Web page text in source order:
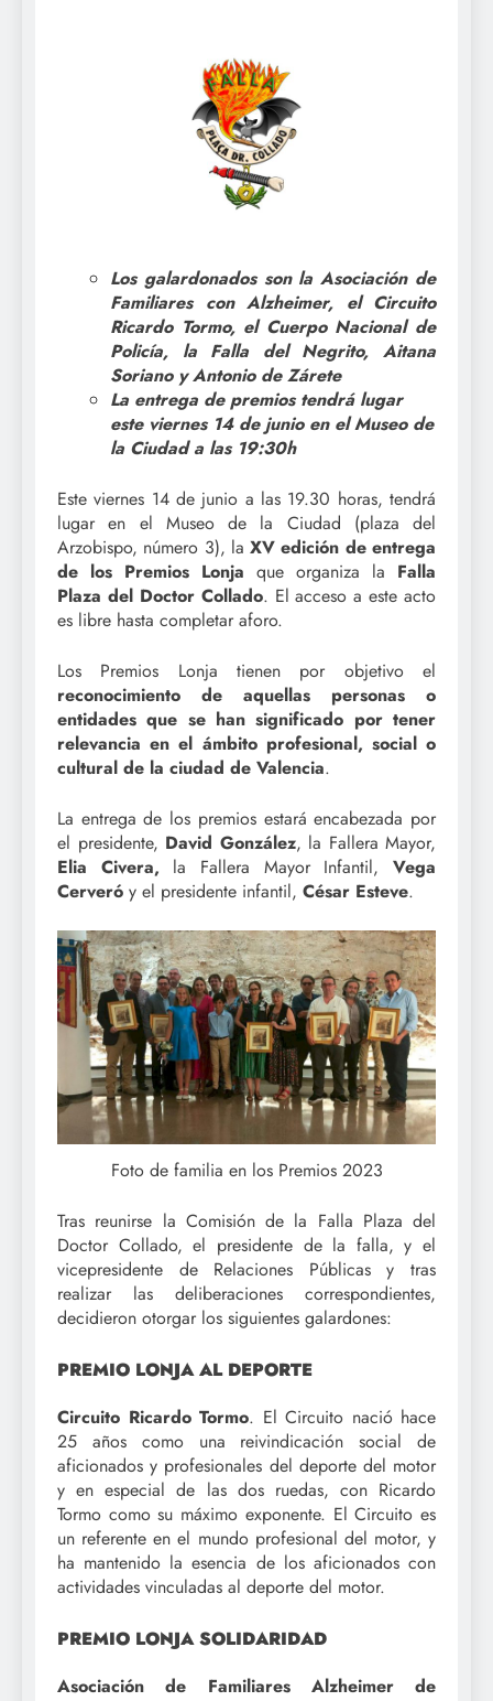
Los galardonados son la Asociación de
Familiares con Alzheimer, el Circuito
Ricardo Tormo, el Cuerpo Nacional de
Policía, la Falla del Negrito, Aitana
Soriano y Antonio de Zárete
La entrega de premios tendrá lugar
este viernes 14 de junio en el Museo de
la Ciudad a las 19:30h
Este viernes 14 de junio a las 19.30 horas, tendrá
lugar en el Museo de la Ciudad (plaza del
Arzobispo, número 3), laXV edición de entrega
de los Premios Lonja que organiza la Falla
Plaza del Doctor Collado. El acceso a este acto
es libre hasta completar aforo.
Los Premios Lonja tienen por objetivo el
reconocimiento de aquellas personas o
entidades que se han significado por tener
relevancia en el ámbito profesional, social o
cultural de la ciudad de Valencia.
La entrega de los premios estará encabezada por
el presidente, David González, la Fallera Mayor,
Elia Civera, la Fallera Mayor Infantil,Vega
Cerveró y el presidente infantil, César Esteve.
Foto de familia en los Premios 2023
Tras reunirse la Comisión de la Falla Plaza del
Doctor Collado, el presidente de la falla, y el
vicepresidente de Relaciones Públicas y tras
realizar las deliberaciones correspondientes,
decidieron otorgar los siguientes galardones:
PREMIO LONJA AL DEPORTE
Circuito Ricardo Tormo. El Circuito nació hace
25 años como una reivindicación social de
aficionados y profesionales del deporte del motor
y en especial de las dos ruedas, con Ricardo
Tormo como su máximo exponente. El Circuito es
un referente en el mundo profesional del motor, y
ha mantenido la esencia de los aficionados con
actividades vinculadas al deporte del motor.
PREMIO LONJA SOLIDARIDAD
Asociación de Familiares Alzheimer de